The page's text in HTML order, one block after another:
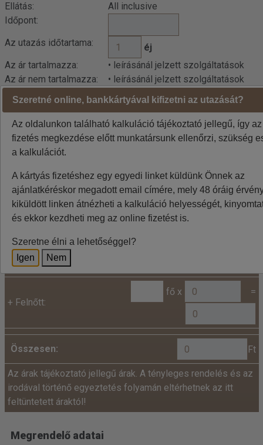
Ellátás:
All inclusive
Időpont:
Az utazás időtartama:
éj
Az ár tartalmazza:
• leírásánál jelzett szolgáltatások
Az ár nem tartalmazza:
• leírásánál jelzett szolgáltatások
Indulási városok jelentése: BUD=Budapest DEB=Debrecen
BTS=Pozsony, VIE=Bécs
A weboldalon látható áraknál az euró / forint árfolyam
ingadozása miatt eltérések lehetnek, a pontos végleges
Kalkuláció
szíveskedjenek!
Ár:
+ Felnőtt:
fő x =
Összesen: Ft
Az árak tájékoztató jellegű árak. A tényleges rendelés és az
irodával történő egyeztetés folyamán eltérhetnek az itt
feltüntetett áraktól!
Megrendelő adatai
Szeretné online, bankkártyával kifizetni az utazását?
Az oldalunkon található kalkuláció tájékoztató jellegű, így
fizetés megkezdése előtt munkatársunk ellenőrzi, szükség
a kalkulációt.
A kártyás fizetéshez egy egyedi linket küldünk Önnek az
ajánlatkéréskor megadott email címére, mely 48 óráig
kiküldött linken átnézheti a kalkuláció helyességét,
és ekkor kezdheti meg az online fizetést is.
Szeretne élni a lehetőséggel?
Igen
Nem